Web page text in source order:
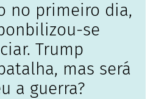
no primeiro dia,
se
Trump
mas será
a guerra?